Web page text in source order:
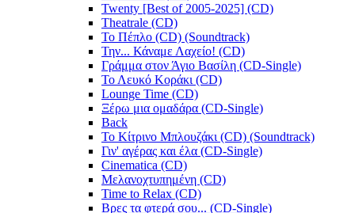
Twenty [Best of 2005-2025] (CD)
Theatrale (CD)
Το Πέπλο (CD) (Soundtrack)
Την... Κάναμε Λαχείο! (CD)
Γράμμα στον Άγιο Βασίλη (CD-Single)
Το Λευκό Κοράκι (CD)
Lounge Time (CD)
Ξέρω μια ομαδάρα (CD-Single)
Back
Το Κίτρινο Μπλουζάκι (CD) (Soundtrack)
Γιν' αγέρας και έλα (CD-Single)
Cinematica (CD)
Μελανοχτυπημένη (CD)
Time to Relax (CD)
Βρες τα φτερά σου... (CD-Single)